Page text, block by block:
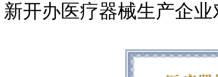
新开办医疗器械生产企